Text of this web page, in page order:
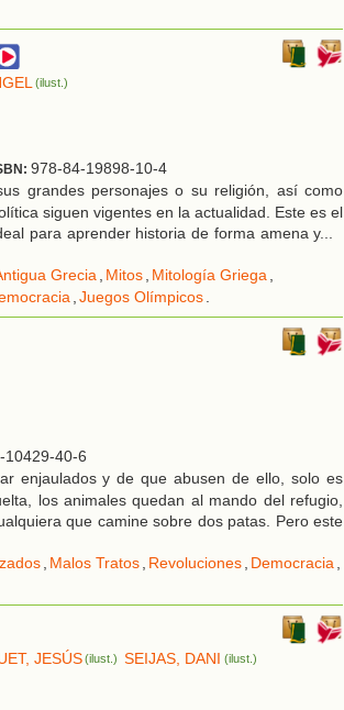
(ilust.)
978-84-19898-10-4
grandes personajes o su religión, así como
siguen vigentes en la actualidad. Este es el
para aprender historia de forma amena y...
Grecia, Mitos, Mitología Griega,
,Juegos Olímpicos.
10429-40-6
enjaulados y de que abusen de ello, solo es
los animales quedan al mando del refugio,
que camine sobre dos patas. Pero este
, Malos Tratos, Revoluciones, Democracia,
JESÚS (ilust.) SEIJAS, DANI (ilust.)